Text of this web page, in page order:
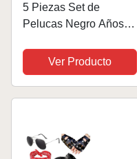
5 Piezas Set de
Pelucas Negro Años
Largo y Rizado
Neutroestrella de Rock
Disfraz Rockero Metal
Ver Producto